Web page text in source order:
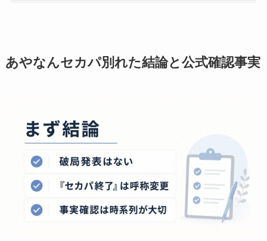
あやなんセカパ別れた結論と公式確認事実